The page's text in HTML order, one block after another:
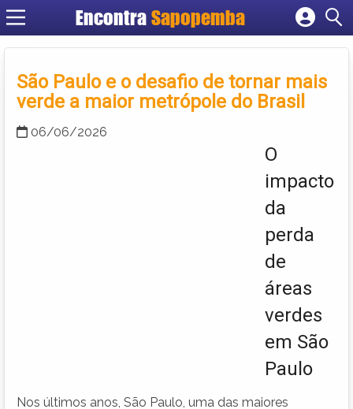
Encontra Sapopemba
Cadastrar empresa
Criar conta
São Paulo e o desafio de tornar mais
verde a maior metrópole do Brasil
06/06/2026
O
impacto
da
perda
de
áreas
verdes
em São
Paulo
Nos últimos anos, São Paulo, uma das maiores